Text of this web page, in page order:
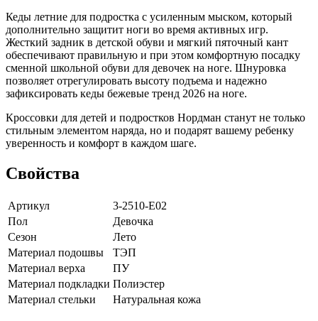
Кеды летние для подростка с усиленным мыском, который
дополнительно защитит ноги во время активных игр.
Жесткий задник в детской обуви и мягкий пяточный кант
обеспечивают правильную и при этом комфортную посадку
сменной школьной обуви для девочек на ноге. Шнуровка
позволяет отрегулировать высоту подъема и надежно
зафиксировать кеды бежевые тренд 2026 на ноге.
Кроссовки для детей и подростков Нордман станут не только
стильным элементом наряда, но и подарят вашему ребенку
уверенность и комфорт в каждом шаге.
Свойства
Артикул
3-2510-E02
Пол
Девочка
Сезон
Лето
Материал подошвы
ТЭП
Материал верха
ПУ
Материал подкладки Полиэстер
Материал стельки
Натуральная кожа